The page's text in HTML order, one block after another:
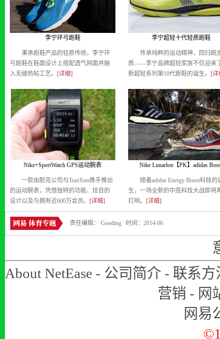
李宁环弓跑鞋
秉承跑鞋产品的轻质传统，李宁环
弓跑鞋在鞋面设计上搭配透气网面并融
入无缝热帖工艺。 [详细]
李宁超轻十代轻质跑鞋
传承纯粹的运动精神，回归跑
质——李宁品牌超轻家族不仅迎来
新超轻系列第10代跑鞋的诞生。 [详
Nike+SportWatch GPS运动腕表
一款由耐克公司与TomTom携手推出
的运动腕表，凭借独特的功能、炫目的
设计以及与拥有近600万会员。 [详细]
Nike Lunarlon【PK】adidas
随着adidas Energy Boost科技的
生，一场全新的中底科技大战即将
打响。 [详细]
责任编辑： Gooding 时间：2014-06
About NetEase - 公司简介 - 联系方
营销 - 网
网易